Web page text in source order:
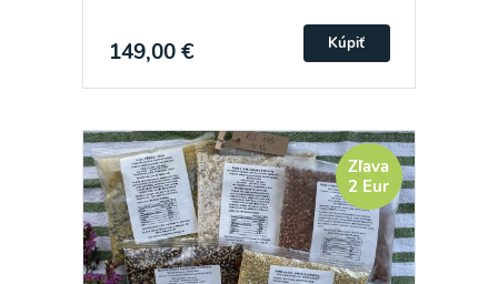
149,00 € Kúpiť
Zľava
2 Eur